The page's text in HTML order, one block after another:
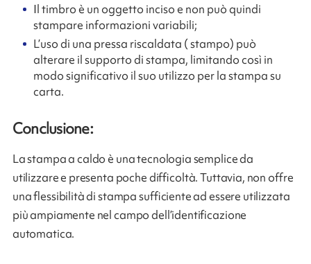
Il timbro è un oggetto inciso e non può quindi
stampare informazioni variabili;
L’uso di una pressa riscaldata ( stampo) può
alterare il supporto di stampa, limitando così in
modo significativo il suo utilizzo per la stampa su
carta.
Conclusione:
La stampa a caldo è una tecnologia semplice da
utilizzare e presenta poche difficoltà. Tuttavia, non offre
una flessibilità di stampa sufficiente ad essere utilizzata
più ampiamente nel campo dell’identificazione
automatica.